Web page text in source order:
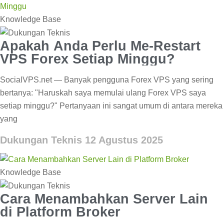
Knowledge Base
Apakah Anda Perlu Me-Restart
VPS Forex Setiap Minggu?
SocialVPS.net — Banyak pengguna Forex VPS yang sering
bertanya: "Haruskah saya memulai ulang Forex VPS saya
setiap minggu?" Pertanyaan ini sangat umum di antara mereka
yang
Dukungan Teknis 12 Agustus 2025
Knowledge Base
Cara Menambahkan Server Lain
di Platform Broker